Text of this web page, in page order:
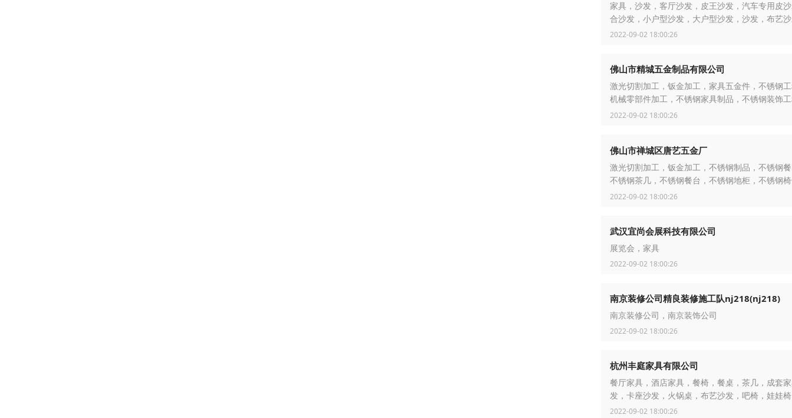
家具，沙发，客厅沙发，皮王沙发，汽车专用皮
合沙发，小户型沙发，大户型沙发，沙发，布艺
2022-09-02 18:00:26
佛山市精城五金制品有限公司
激光切割加工，钣金加工，家具五金件，不锈钢
机械零部件加工，不锈钢家具制品，不锈钢装饰
锈钢屏风，不锈钢茶几，酒店家具，不锈钢餐椅
2022-09-02 18:00:26
佛山市禅城区唐艺五金厂
激光切割加工，钣金加工，不锈钢制品，不锈钢
不锈钢茶几，不锈钢餐台，不锈钢地柜，不锈钢
锈钢花瓶，不锈钢酒架，不锈钢展示架，不锈钢
2022-09-02 18:00:26
武汉宜尚会展科技有限公司
展览会，家具
2022-09-02 18:00:26
南京装修公司精良装修施工队nj218(nj218)
南京装修公司，南京装饰公司
2022-09-02 18:00:26
杭州丰庭家具有限公司
餐厅家具，酒店家具，餐椅，餐桌，茶几，成套
发，卡座沙发，火锅桌，布艺沙发，吧椅，娃娃椅
2022-09-02 18:00:26